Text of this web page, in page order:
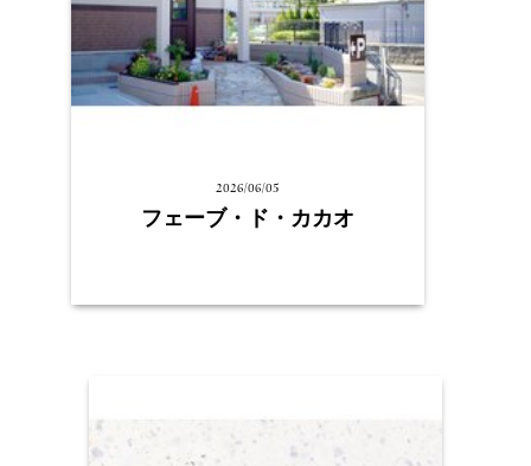
2026/06/05
フェーブ・ド・カカオ